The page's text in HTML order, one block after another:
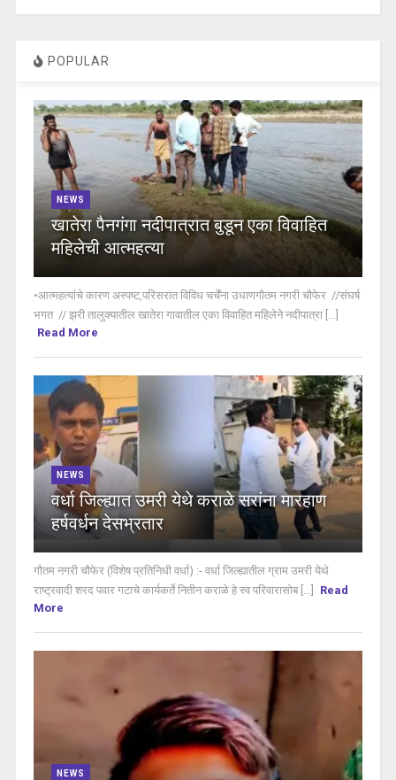
POPULAR
NEWS
खातेरा पैनगंगा नदीपात्रात बुडून एका विवाहित
महिलेची आत्महत्या
•आत्महत्यांचे कारण अस्पष्ट,परिसरात विविध चर्चेंना उधाणगौतम नगरी चौफेर //संघर्ष
भगत // झरी तालुक्यातील खातेरा गावातील एका विवाहित महिलेने नदीपात्रा [...]
Read More
NEWS
वर्धा जिल्ह्यात उमरी येथे कराळे सरांना मारहाण
हर्षवर्धन देसभ्रतार
गौतम नगरी चौफेर (विशेष प्रतिनिधी वर्धा) :- वर्धा जिल्ह्यातील ग्राम उमरी येथे
राष्ट्रवादी शरद पवार गटाचे कार्यकर्ते नितीन कराळे हे स्व परिवारासोब [...]
Read
More
NEWS